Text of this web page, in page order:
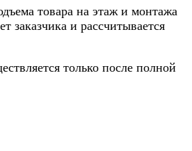
товара на этаж и монтажа
заказчика и рассчитывается
только после полной